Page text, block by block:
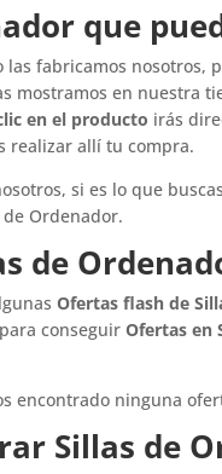
que
las fabricamos
mostramos en nuestra
en el producto irás
realizar allí tu compra.
si es lo que
Ordenador.
de
Ofertas flash de
para conseguirOfertas en
encontrado ninguna
Sillas de